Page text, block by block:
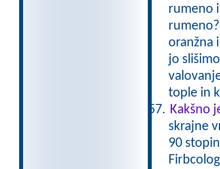
rumeno
oranžna
jo
tople in
Kakšno
skrajne
90